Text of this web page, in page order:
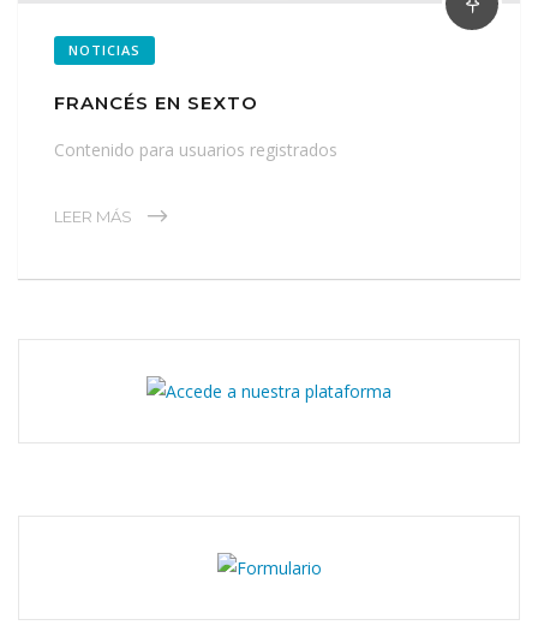
NOTICIAS
FRANCÉS EN SEXTO
Contenido para usuarios registrados
LEER MÁS